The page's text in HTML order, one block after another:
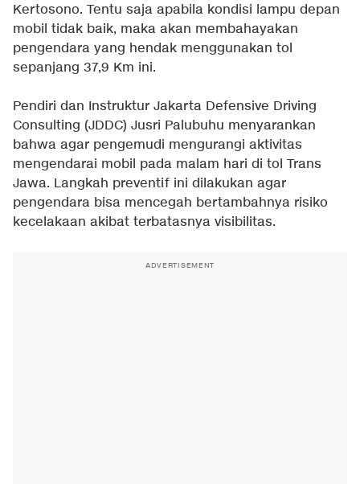
Kertosono. Tentu saja apabila kondisi lampu depan
mobil tidak baik, maka akan membahayakan
pengendara yang hendak menggunakan tol
sepanjang 37,9 Km ini.
Pendiri dan Instruktur Jakarta Defensive Driving
Consulting (JDDC) Jusri Palubuhu menyarankan
bahwa agar pengemudi mengurangi aktivitas
mengendarai mobil pada malam hari di tol Trans
Jawa. Langkah preventif ini dilakukan agar
pengendara bisa mencegah bertambahnya risiko
kecelakaan akibat terbatasnya visibilitas.
ADVERTISEMENT